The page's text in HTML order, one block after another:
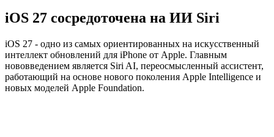
iOS 27 сосредоточена на ИИ Siri
iOS 27 - одно из самых ориентированных на искусственный
интеллект обновлений для iPhone от Apple. Главным
нововведением является Siri AI, переосмысленный ассистент,
работающий на основе нового поколения Apple Intelligence и
новых моделей Apple Foundation.